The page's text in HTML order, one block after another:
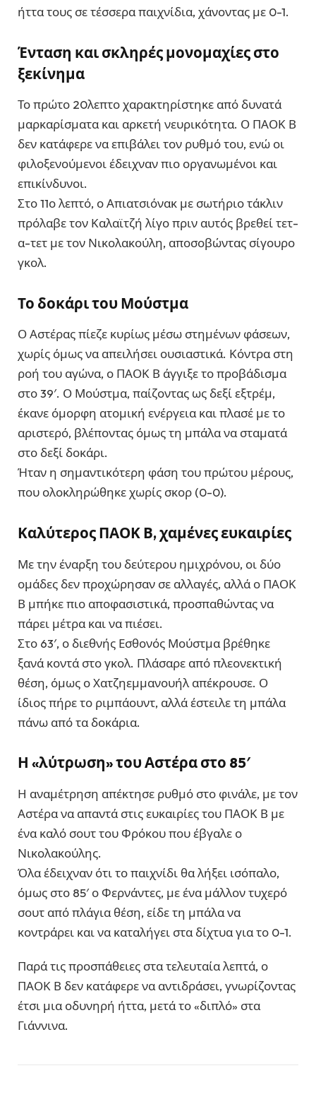
ήττα τους σε τέσσερα παιχνίδια, χάνοντας με 0-1.
Ένταση και σκληρές μονομαχίες στο
ξεκίνημα
Το πρώτο 20λεπτο χαρακτηρίστηκε από δυνατά
μαρκαρίσματα και αρκετή νευρικότητα. Ο ΠΑΟΚ Β
δεν κατάφερε να επιβάλει τον ρυθμό του, ενώ οι
φιλοξενούμενοι έδειχναν πιο οργανωμένοι και
επικίνδυνοι.
Στο 11ο λεπτό, ο Απιατσιόνακ με σωτήριο τάκλιν
πρόλαβε τον Καλαϊτζή λίγο πριν αυτός βρεθεί τετ-
α-τετ με τον Νικολακούλη, αποσοβώντας σίγουρο
γκολ.
Το δοκάρι του Μούστμα
Ο Αστέρας πίεζε κυρίως μέσω στημένων φάσεων,
χωρίς όμως να απειλήσει ουσιαστικά. Κόντρα στη
ροή του αγώνα, ο ΠΑΟΚ Β άγγιξε το προβάδισμα
στο 39′. Ο Μούστμα, παίζοντας ως δεξί εξτρέμ,
έκανε όμορφη ατομική ενέργεια και πλασέ με το
αριστερό, βλέποντας όμως τη μπάλα να σταματά
στο δεξί δοκάρι.
Ήταν η σημαντικότερη φάση του πρώτου μέρους,
που ολοκληρώθηκε χωρίς σκορ (0-0).
Καλύτερος ΠΑΟΚ Β, χαμένες ευκαιρίες
Με την έναρξη του δεύτερου ημιχρόνου, οι δύο
ομάδες δεν προχώρησαν σε αλλαγές, αλλά ο ΠΑΟΚ
Β μπήκε πιο αποφασιστικά, προσπαθώντας να
πάρει μέτρα και να πιέσει.
Στο 63′, ο διεθνής Εσθονός Μούστμα βρέθηκε
ξανά κοντά στο γκολ. Πλάσαρε από πλεονεκτική
θέση, όμως ο Χατζηεμμανουήλ απέκρουσε. Ο
ίδιος πήρε το ριμπάουντ, αλλά έστειλε τη μπάλα
πάνω από τα δοκάρια.
Η «λύτρωση» του Αστέρα στο 85′
Η αναμέτρηση απέκτησε ρυθμό στο φινάλε, με τον
Αστέρα να απαντά στις ευκαιρίες του ΠΑΟΚ Β με
ένα καλό σουτ του Φρόκου που έβγαλε ο
Νικολακούλης.
Όλα έδειχναν ότι το παιχνίδι θα λήξει ισόπαλο,
όμως στο 85′ ο Φερνάντες, με ένα μάλλον τυχερό
σουτ από πλάγια θέση, είδε τη μπάλα να
κοντράρει και να καταλήγει στα δίχτυα για το 0-1.
Παρά τις προσπάθειες στα τελευταία λεπτά, ο
ΠΑΟΚ Β δεν κατάφερε να αντιδράσει, γνωρίζοντας
έτσι μια οδυνηρή ήττα, μετά το «διπλό» στα
Γιάννινα.